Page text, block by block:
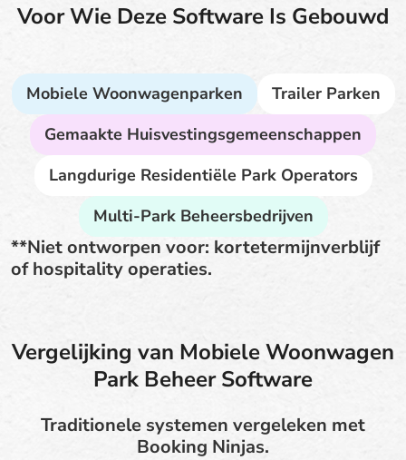
Voor Wie Deze Software Is Gebouwd
Mobiele Woonwagenparken
Trailer Parken
Gemaakte Huisvestingsgemeenschappen
Langdurige Residentiële Park Operators
Multi-Park Beheersbedrijven
**Niet ontworpen voor: kortetermijnverblijf
of hospitality operaties.
Vergelijking van Mobiele Woonwagen
Park Beheer Software
Traditionele systemen vergeleken met
Booking Ninjas.